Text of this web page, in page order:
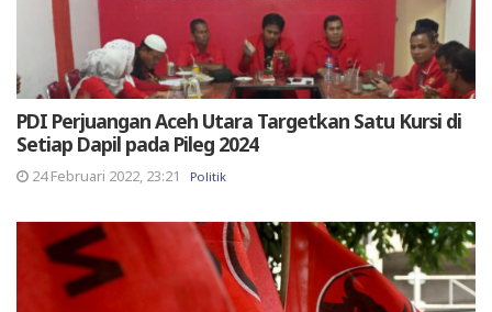
PDI Perjuangan Aceh Utara Targetkan Satu Kursi di
Setiap Dapil pada Pileg 2024
24 Februari 2022, 23:21 Politik